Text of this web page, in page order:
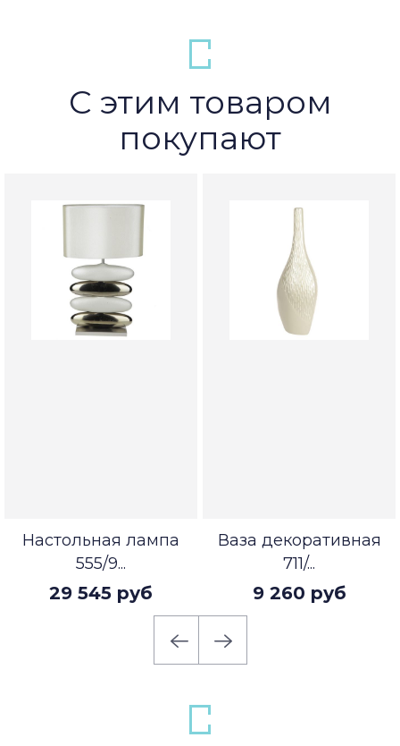
С этим товаром
покупают
Настольная лампа
555/9...
29 545 руб
Ваза декоративная
711/...
9 260 руб